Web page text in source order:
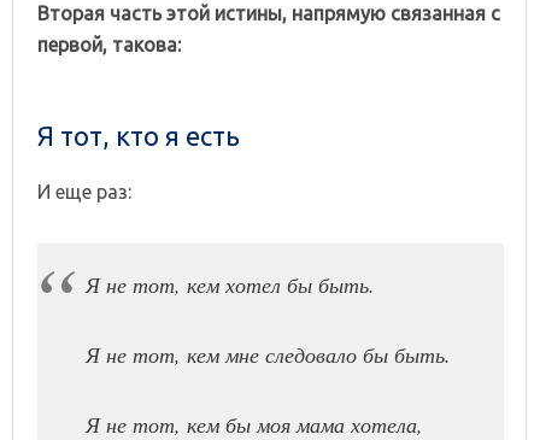
Вторая часть этой истины, напрямую связанная с
первой, такова:
Я тот, кто я есть
И еще раз:
Я не тот, кем хотел бы быть.
Я не тот, кем мне следовало бы быть.
Я не тот, кем бы моя мама хотела,